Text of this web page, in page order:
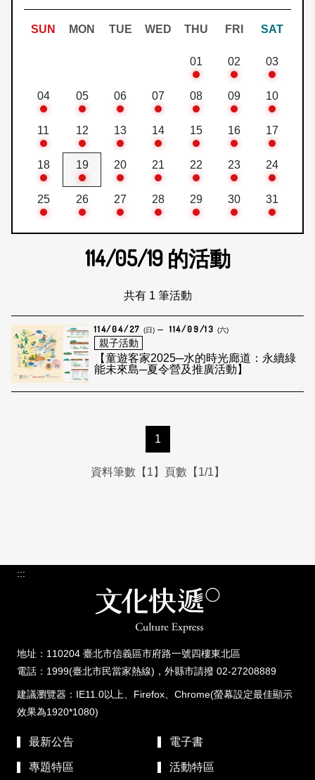
SUN MON TUE WED THU FRI SAT
01 02 03
04 05 06 07 08 09 10
11 12 13 14 15 16 17
18 19 20 21 22 23 24
25 26 27 28 29 30 31
114/05/19 的活動
共有 1 筆活動
114/04/27 (日) 114/09/13 (六)
親子活動
【童遊客家2025─水的時光廊道：永續綠
能未來島─夏令營及推廣活動】
1
資料筆數【1】頁數【1/1】
:::
地址：110204 臺北市信義區市府路一號四樓東北區
電話：1999(臺北市民當家熱線)，外縣市請撥 02-27208889
建議瀏覽器：IE11.0以上、Firefox、Chrome(螢幕設定最佳顯示
效果為1920*1080)
最新公告 電子書
專題特區 活動特區